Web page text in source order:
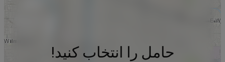
حامل را انتخاب کنید!